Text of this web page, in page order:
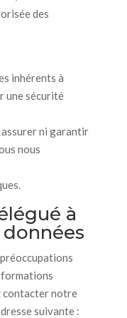
des
inhérents à
une sécurité
assurer ni garantir
nous
à
contacter notre
suivante :